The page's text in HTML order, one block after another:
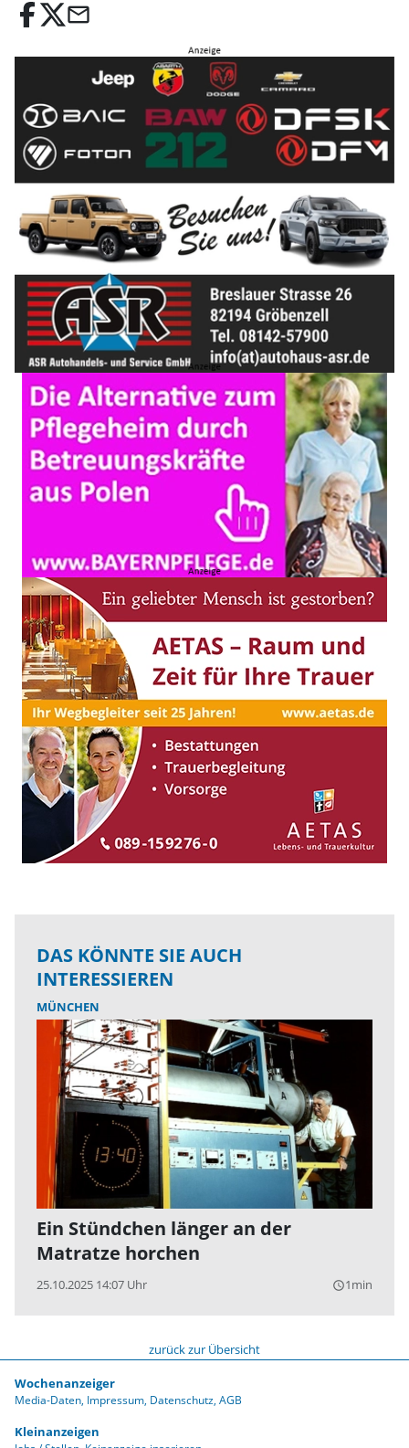
email
DAS KÖNNTE SIE AUCH
INTERESSIEREN
MÜNCHEN
Ein Stündchen länger an der
Matratze horchen
25.10.2025 14:07 Uhr query_builder1min
zurück zur Übersicht
Wochenanzeiger
Media-Daten Impressum Datenschutz AGB
Kleinanzeigen